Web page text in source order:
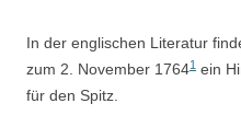
In der englischen Literatur
zum 2. November 17641 ein
für den Spitz.